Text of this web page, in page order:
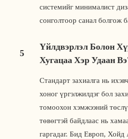
системийг минималист
сонголтоор санал болгож
5
Үйлдвэрлэл Болон
Хугацаа Хэр Удаан
Стандарт захиалга нь
хоног үргэлжилдэг бол
томоохон хэмжээний
төвөгтэй байдлаас нь
гаргадаг. Бид Европ,